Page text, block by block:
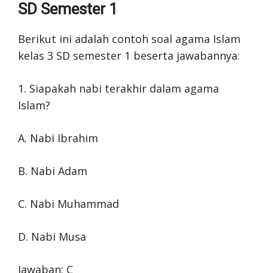
SD Semester 1
Berikut ini adalah contoh soal agama Islam
kelas 3 SD semester 1 beserta jawabannya:
1. Siapakah nabi terakhir dalam agama
Islam?
A. Nabi Ibrahim
B. Nabi Adam
C. Nabi Muhammad
D. Nabi Musa
Jawaban: C